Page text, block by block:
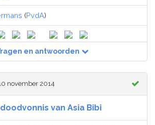
(PvdA)
en antwoorden
november 2014
van Asia Bibi